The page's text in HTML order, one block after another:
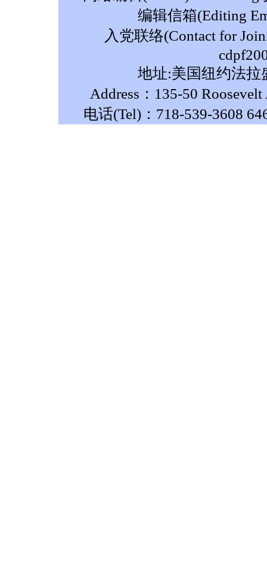
编辑信箱(Editing
入党联络(Contact for
地址:美国纽约法拉
Address：135-50
电话(Tel)：718-539-3608